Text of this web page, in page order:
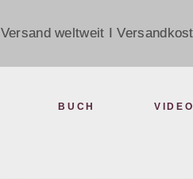
Versand weltweit I
BUCH VIDEO